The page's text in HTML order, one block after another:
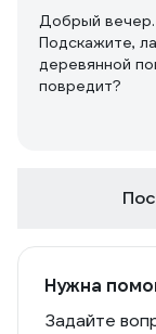
Добрый вечер.
Подскажите,
деревянной
повредит?
Нужна
Задайте